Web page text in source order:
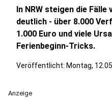
In NRW steigen die
deutlich - über 8.000
1.000 Euro und viele
Ferienbeginn-Tricks.
Veröffentlicht: Montag,
Anzeige